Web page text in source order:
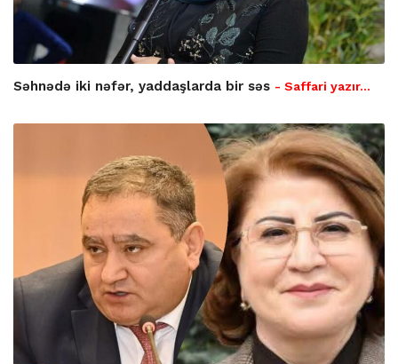
Səhnədə iki nəfər, yaddaşlarda bir səs - Saffari yazır…